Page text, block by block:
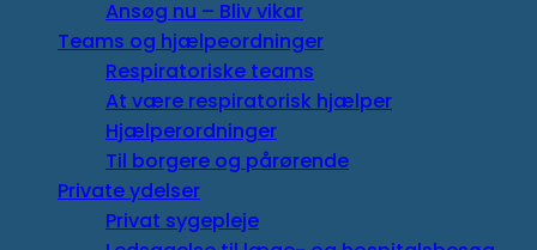
Ansøg nu – Bliv vikar
Teams og hjælpeordninger
Respiratoriske teams
At være respiratorisk hjælper
Hjælperordninger
Til borgere og pårørende
Private ydelser
Privat sygepleje